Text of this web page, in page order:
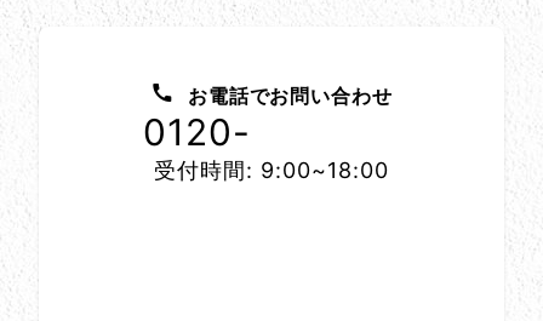
お電話でお問い合わせ
0120-
受付時間: 9:00~18:00